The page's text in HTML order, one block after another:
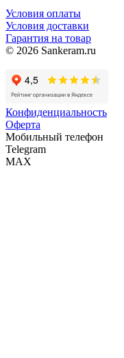
Условия оплаты
Условия доставки
Гарантия на товар
© 2026 Sankeram.ru
Конфиденциальность
Оферта
Мобильный телефон
Telegram
MAX